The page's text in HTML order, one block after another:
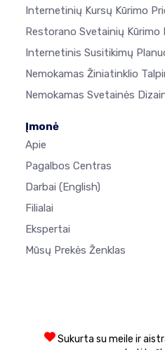
Internetinių Kursų Kūrimo
Restorano Svetainių Kūrimo
Internetinis Susitikimų
Nemokamas Žiniatinklio
Nemokamas Svetainės
Įmonė
Apie
Pagalbos Centras
Darbai (English)
Filialai
Ekspertai
Mūsų Prekės Ženklas
Sukurta su meile ir